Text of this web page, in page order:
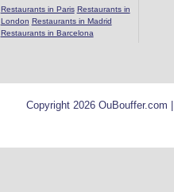
Restaurants in Paris Restaurants in
London Restaurants in Madrid
Restaurants in Barcelona
Copyright 2026 OuBouffer.com